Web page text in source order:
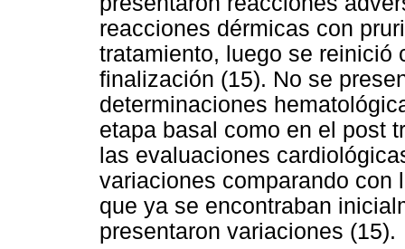
reacciones dérmicas con
tratamiento, luego se reinició
finalización (15). No se
determinaciones
etapa basal como en el post
las evaluaciones
variaciones comparando con
que ya se encontraban
presentaron variaciones (15).